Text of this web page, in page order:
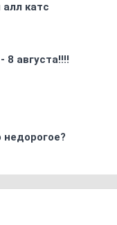
катс
8 августа!!!!